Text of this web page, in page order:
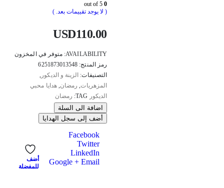
0
( لا يوجد تقييمات بعد. )
USD110.00
AVAILABILITY: متوفر في المخزون
رمز المنتج: 6251873013548
التصنيفات: الزينة و الديكور ,
المزهريات, رمضان,هدايا محبي
الديكور TAG: رمضان
اضافة الى السلة
أضف إلى سجل الهدايا
Facebook
Twitter
LinkedIn
Google + Email
أضف
للمفضلة